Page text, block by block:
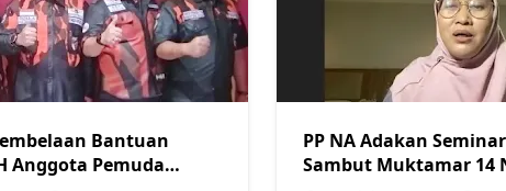
Bantuan
Anggota Pemuda
PP NA Adakan
Sambut Muktamar 14